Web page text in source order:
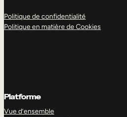
Politique de confidentialité
Politique en matière de Cookies
Platforme
Vue d’ensemble